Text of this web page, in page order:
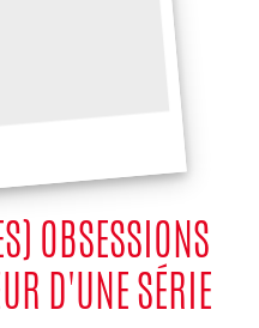
OBSESSIONS
D'UNE SÉRIE